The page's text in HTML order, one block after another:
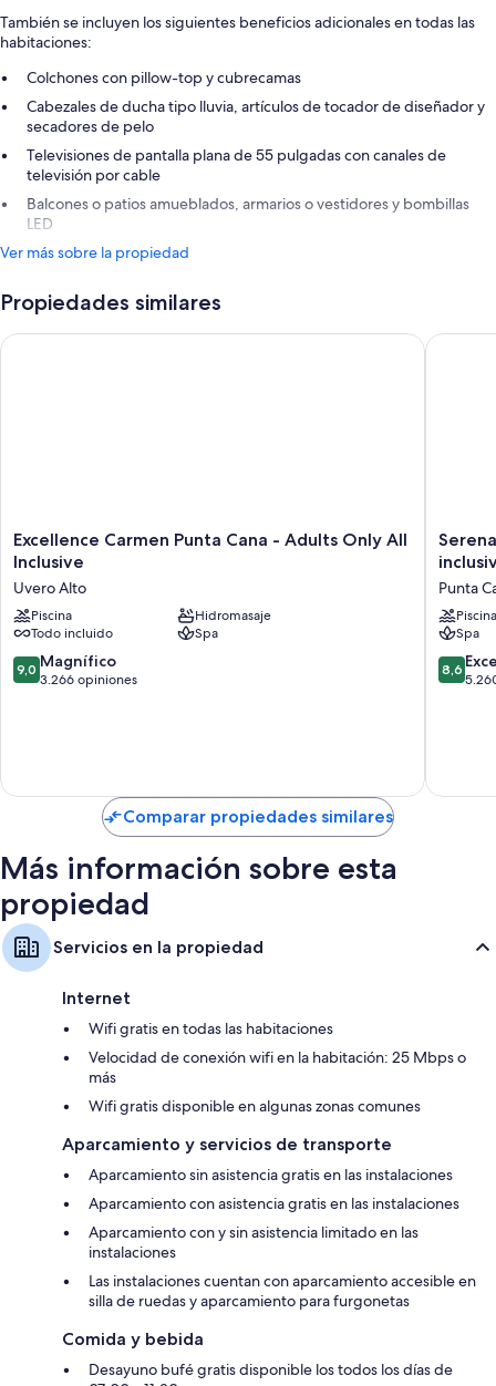
También se incluyen los siguientes beneficios adicionales en todas las
habitaciones:
Colchones con pillow-top y cubrecamas
Cabezales de ducha tipo lluvia, artículos de tocador de diseñador y
secadores de pelo
Televisiones de pantalla plana de 55 pulgadas con canales de
televisión por cable
Balcones o patios amueblados, armarios o vestidores y bombillas
LED
Ver más sobre la propiedad
Propiedades similares
Excellence
Carmen
Cana
-
Adults
Only
All
Excellence Carmen Punta Cana - Adults Only All
Inclusive
Uvero Alto
Piscina
Hidromasaje
Todo incluido
Spa
9.0
de
9,0 Magnífico
3.266 opiniones
Excellence Carmen Punta Cana - Adults Only All Inclusive
All
-
Adults
Only
Resort
-
Punta
Piscina
Spa
8.6
de
8,6
Comparar propiedades similares
Más información sobre esta
propiedad
Servicios en la propiedad
Internet
Wifi gratis en todas las habitaciones
Velocidad de conexión wifi en la habitación: 25 Mbps o
más
Wifi gratis disponible en algunas zonas comunes
Aparcamiento y servicios de transporte
Aparcamiento sin asistencia gratis en las instalaciones
Aparcamiento con asistencia gratis en las instalaciones
Aparcamiento con y sin asistencia limitado en las
instalaciones
Las instalaciones cuentan con aparcamiento accesible en
silla de ruedas y aparcamiento para furgonetas
Comida y bebida
Desayuno bufé gratis disponible los todos los días de